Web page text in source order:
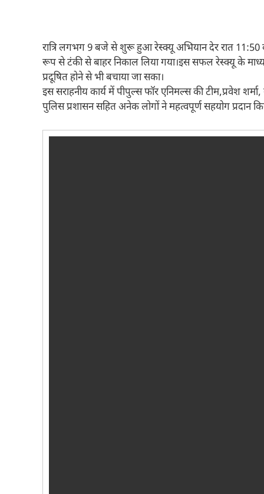
रात्रि लगभग 9 बजे से शुरू हुआ रेस्क्यू अभियान देर रात
रूप से टंकी से बाहर निकाल लिया गया।इस सफल रेस्क्यू के
प्रदूषित होने से भी बचाया जा सका।
इस सराहनीय कार्य में पीपुल्स फॉर एनिमल्स की टीम,प्रवेश
पुलिस प्रशासन सहित अनेक लोगों ने महत्वपूर्ण सहयोग प्रदान